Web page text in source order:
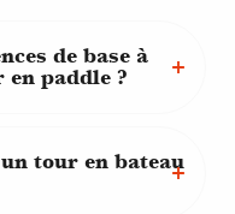
de base à
paddle ?
tour en bateau